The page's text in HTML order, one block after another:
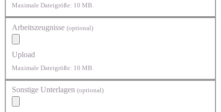
Maximale Dateigröße: 10 MB.
Arbeitszeugnisse (optional)
Upload
Maximale Dateigröße: 10 MB.
Sonstige Unterlagen (optional)